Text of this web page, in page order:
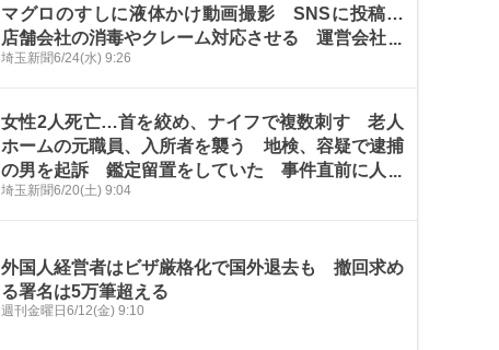
マグロのすしに液体かけ動画撮影 SNSに投稿…
店舗会社の消毒やクレーム対応させる 運営会社の
業務を妨害、川越簡裁が略式命令
埼玉新聞6/24(水) 9:26
女性2人死亡…首を絞め、ナイフで複数刺す 老人
ホームの元職員、入所者を襲う 地検、容疑で逮捕
の男を起訴 鑑定留置をしていた 事件直前に人間
関係のトラブルあり、「怒りが増大した」と話す2
埼玉新聞6/20(土) 9:04
外国人経営者はビザ厳格化で国外退去も 撤回求め
る署名は5万筆超える
週刊金曜日6/12(金) 9:10